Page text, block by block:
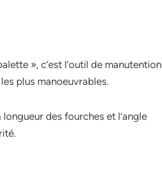
», c’est l’outil de manutention
plus manoeuvrables.
des fourches et l’angle